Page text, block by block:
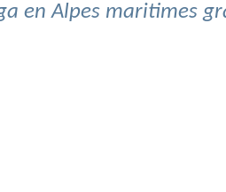
en Alpes maritimes